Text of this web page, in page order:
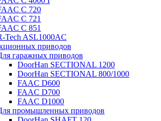
C 720
C 721
C 851
Tech ASL1000AC
приводов
гаражных приводов
DoorHan SECTIONAL 1200
DoorHan SECTIONAL 800/1000
FAAC D600
FAAC D700
FAAC D1000
промышленных приводов